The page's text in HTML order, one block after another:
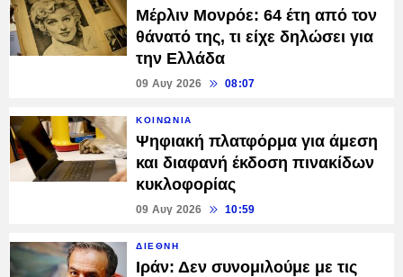
Μέρλιν Μονρόε: 64 έτη από τον
θάνατό της, τι είχε δηλώσει για
την Ελλάδα
09 Αυγ 2026 08:07
ΚΟΙΝΩΝΙΑ
Ψηφιακή πλατφόρμα για άμεση
και διαφανή έκδοση πινακίδων
κυκλοφορίας
09 Αυγ 2026 10:59
ΔΙΕΘΝΗ
Ιράν: Δεν συνομιλούμε με τις